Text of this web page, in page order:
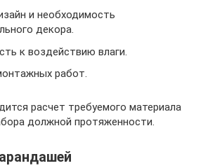
и необходимость
декора.
к воздействию влаги.
работ.
расчет требуемого материала
должной протяженности.